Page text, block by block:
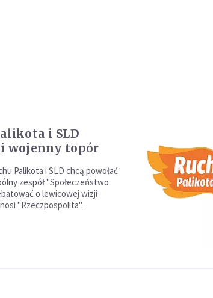
i SLD
wojenny topór
Palikota i SLD chcą powołać
zespół "Społeczeństwo
o lewicowej wizji
"Rzeczpospolita".